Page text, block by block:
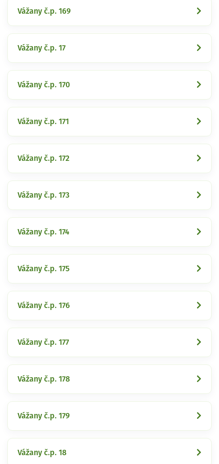
Vážany č.p. 169
Vážany č.p. 17
Vážany č.p. 170
Vážany č.p. 171
Vážany č.p. 172
Vážany č.p. 173
Vážany č.p. 174
Vážany č.p. 175
Vážany č.p. 176
Vážany č.p. 177
Vážany č.p. 178
Vážany č.p. 179
Vážany č.p. 18